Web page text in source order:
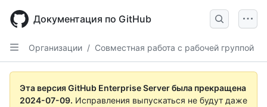
main
content
Документация по GitHub
Организации / Совместная работа с рабочей группой
Эта версия GitHub Enterprise Server была прекращена
2024-07-09. Исправления выпускаться не будут даже